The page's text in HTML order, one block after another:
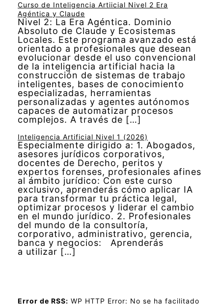
Curso de Inteligencia Artiicial Nivel 2 Era
Agéntica y Claude
Nivel 2: La Era Agéntica. Dominio
Absoluto de Claude y Ecosistemas
Locales. Este programa avanzado está
orientado a profesionales que desean
evolucionar desde el uso convencional
de la inteligencia artificial hacia la
construcción de sistemas de trabajo
inteligentes, bases de conocimiento
especializadas, herramientas
personalizadas y agentes autónomos
capaces de automatizar procesos
complejos. A través de […]
Inteligencia Artificial Nivel 1 (2026)
Especialmente dirigido a: 1. Abogados,
asesores jurídicos corporativos,
docentes de Derecho, peritos y
expertos forenses, profesionales afines
al ámbito jurídico: Con este curso
exclusivo, aprenderás cómo aplicar IA
para transformar tu práctica legal,
optimizar procesos y liderar el cambio
en el mundo jurídico. 2. Profesionales
del mundo de la consultoría,
corporativo, administrativo, gerencia,
banca y negocios: Aprenderás
a utilizar […]
Error de RSS: WP HTTP Error: No se ha facilitado